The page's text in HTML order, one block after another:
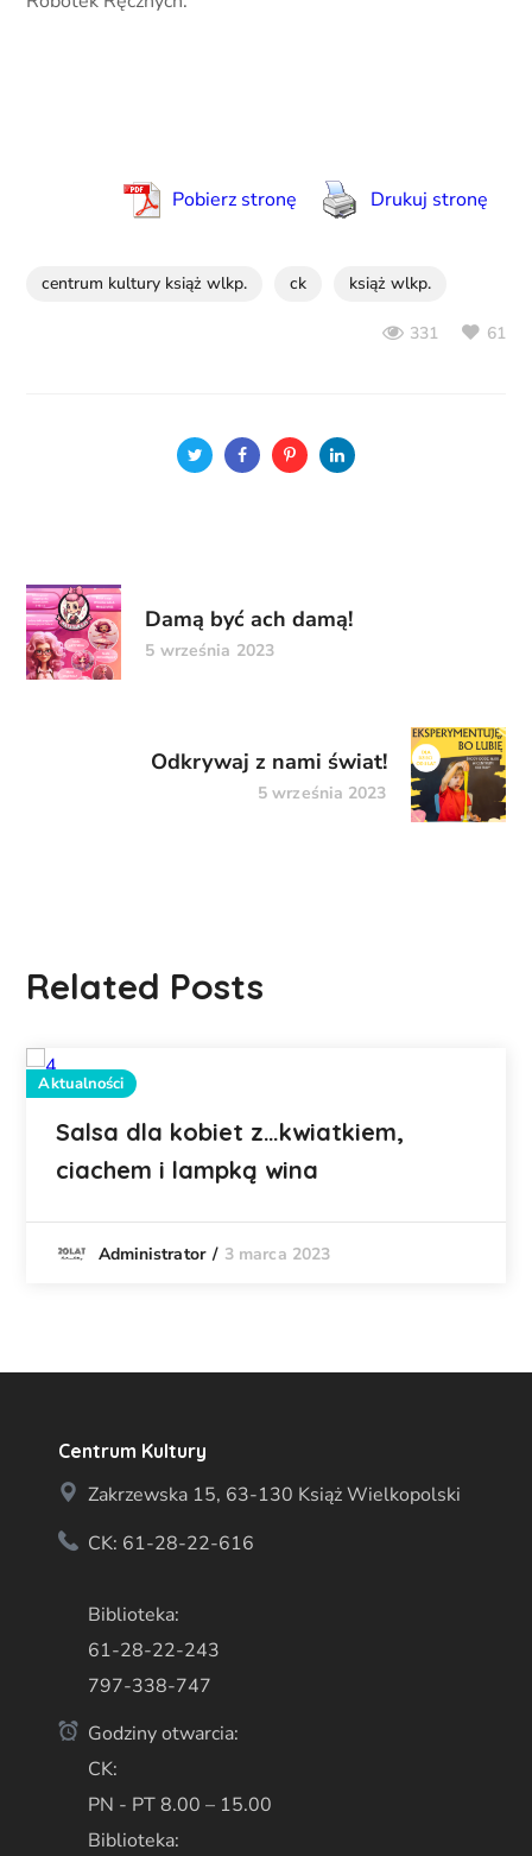
Pobierz stronę Drukuj stronę
centrum kultury książ wlkp. ck książ wlkp.
331 61
Damą być ach damą!
5 września 2023
Odkrywaj z nami świat!
5 września 2023
Related Posts
Aktualności
Salsa dla kobiet z…kwiatkiem,
ciachem i lampką wina
Administrator 3 marca 2023
Centrum Kultury
Zakrzewska 15, 63-130 Książ Wielkopolski
CK: 61-28-22-616
Biblioteka:
61-28-22-243
797-338-747
Godziny otwarcia:
CK:
PN - PT 8.00 – 15.00
Biblioteka: